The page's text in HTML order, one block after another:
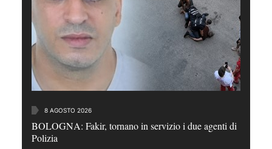
8 AGOSTO 2026
BOLOGNA: Fakir, tornano in servizio i due agenti di
Polizia